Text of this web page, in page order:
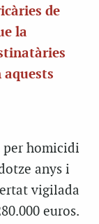
de
la
aquests
per homicidi
anys i
vigilada
euros.